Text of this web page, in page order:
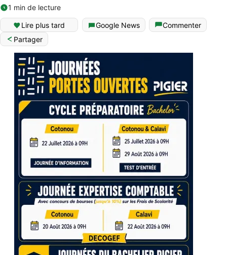
1 min de lecture
Lire plus tard Google News
Commenter
Partager